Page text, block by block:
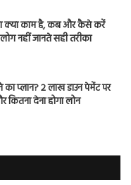
क्या काम है, कब और कैसे करें
नहीं जानते सही तरीका
प्लान? 2 लाख डाउन पेमेंट पर
कितना देना होगा लोन